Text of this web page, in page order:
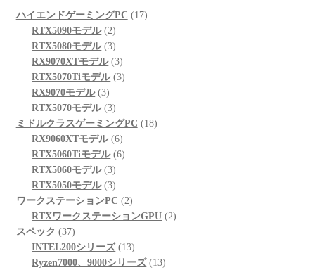
ハイエンドゲーミングPC 1717
RTX5090モデル 22
個
の
商
RTX5080モデル 33
個
の
品
RX9070XTモデル 33
個
品
RTX5070Tiモデル 33
商
品
RX9070モデル 33
個
の
商
品
RTX5070モデル 33
個
の
商
品
ミドルクラスゲーミングPC 1818
RX9060XTモデル 66
個
品
RTX5060Tiモデル 66
商
品
RTX5060モデル 33
個
の
商
RTX5050モデル 33
個
の
品
ワークステーションPC 22
個
商
品
RTXワークステーションGPU 22
スペック 3737
個
の
INTEL200シリーズ 1313
個
Ryzen7000、9000シリーズ 1313